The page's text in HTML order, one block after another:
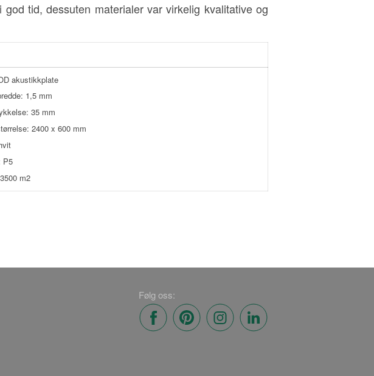
tid, dessuten materialer var virkelig kvalitative og
akustikkplate
1,5 mm
35 mm
2400 x 600 mm
P5
m2
Følg oss: